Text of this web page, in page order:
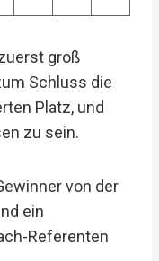
groß
Schluss die
Platz, und
zu sein.
von der
ein
Referenten